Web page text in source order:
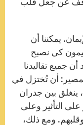
يمكننا أن
كي نصبح
جميع تقاليدنا
أن تُختزل في
بين جدران
التأثير وعلى
ومع ذلك،